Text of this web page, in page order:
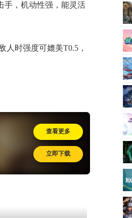
手，机动性强，能灵活
人时强度可媲美T0.5，
查看更多
立即下载